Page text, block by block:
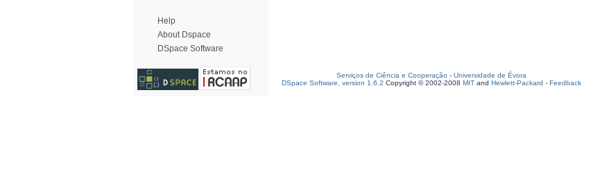
Help
About Dspace
DSpace Software
Serviços de Ciência e Cooperação - Universidade de Évora
DSpace Software, version 1.6.2 Copyright © 2002-2008 MIT and Hewlett-Packard - Feedback